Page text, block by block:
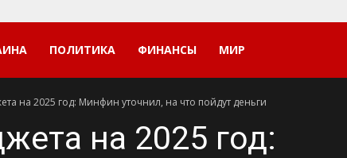
ПОЛИТИКА ФИНАНСЫ МИР
на 2025 год: Минфин уточнил, на что пойдут деньги
на 2025 год: